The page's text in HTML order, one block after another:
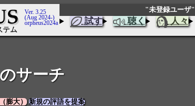
Ver. 3.25
(Aug 2024-)
orpheus2024a
"未登録ユーザ"
試す 聴く 人々
サーチ
膨大） 新規の評語を提案